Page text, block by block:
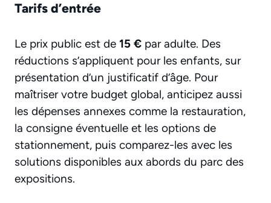
Tarifs d’entrée
Le prix public est de 15 € par adulte. Des
réductions s’appliquent pour les enfants, sur
présentation d’un justificatif d’âge. Pour
maîtriser votre budget global, anticipez aussi
les dépenses annexes comme la restauration,
la consigne éventuelle et les options de
stationnement, puis comparez-les avec les
solutions disponibles aux abords du parc des
expositions.